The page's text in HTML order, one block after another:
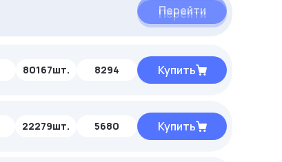
Перейти
Перейти
80167шт. 8294 Купить
22279шт. 5680 Купить